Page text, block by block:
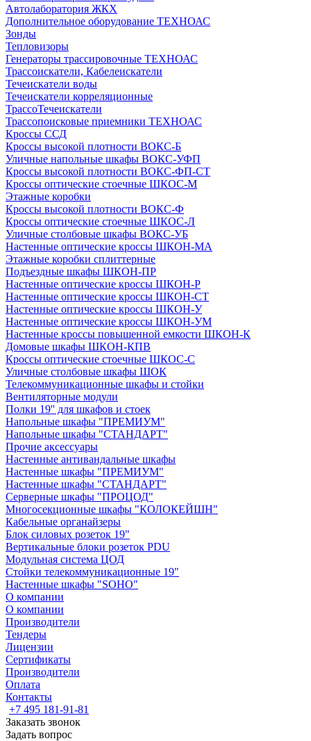
Автолаборатория ЖКХ
Дополнительное оборудование ТЕХНОАС
Зонды
Тепловизоры
Генераторы трассировочные ТЕХНОАС
Трассоискатели, Кабелеискатели
Течеискатели воды
Течеискатели корреляционные
ТрассоТечеискатели
Трассопоисковые приемники ТЕХНОАС
Кроссы ССД
Кроссы высокой плотности ВОКС-Б
Уличные напольные шкафы ВОКС-УФП
Кроссы высокой плотности ВОКС-ФП-СТ
Кроссы оптические стоечные ШКОС-М
Этажные коробки
Кроссы высокой плотности ВОКС-Ф
Кроссы оптические стоечные ШКОС-Л
Уличные столбовые шкафы ВОКС-УБ
Настенные оптические кроссы ШКОН-МА
Этажные коробки сплиттерные
Подъездные шкафы ШКОН-ПР
Настенные оптические кроссы ШКОН-Р
Настенные оптические кроссы ШКОН-СТ
Настенные оптические кроссы ШКОН-У
Настенные оптические кроссы ШКОН-УМ
Настенные кроссы повышенной емкости ШКОН-К
Домовые шкафы ШКОН-КПВ
Кроссы оптические стоечные ШКОС-С
Уличные столбовые шкафы ШОК
Телекоммуникационные шкафы и стойки
Вентиляторные модули
Полки 19'' для шкафов и стоек
Напольные шкафы "ПРЕМИУМ"
Напольные шкафы "СТАНДАРТ"
Прочие аксессуары
Настенные антивандальные шкафы
Настенные шкафы "ПРЕМИУМ"
Настенные шкафы "СТАНДАРТ"
Серверные шкафы "ПРОЦОД"
Многосекционные шкафы "КОЛОКЕЙШН"
Кабельные органайзеры
Блок силовых розеток 19"
Вертикальные блоки розеток PDU
Модульная система ЦОД
Стойки телекоммуникационные 19"
Настенные шкафы "SOHO"
О компании
О компании
Производители
Тендеры
Лицензии
Сертификаты
Производители
Оплата
Контакты
+7 495 181-91-81
Заказать звонок
Задать вопрос